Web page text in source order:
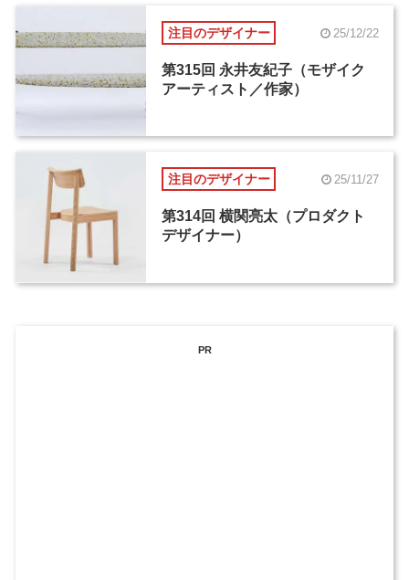
注目のデザイナー 25/12/22
第315回 永井友紀子（モザイク
アーティスト／作家）
注目のデザイナー 25/11/27
第314回 横関亮太（プロダクト
デザイナー）
PR